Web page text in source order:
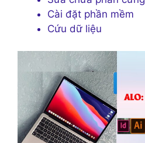
Cài đặt phần mềm
Cứu dữ liệu